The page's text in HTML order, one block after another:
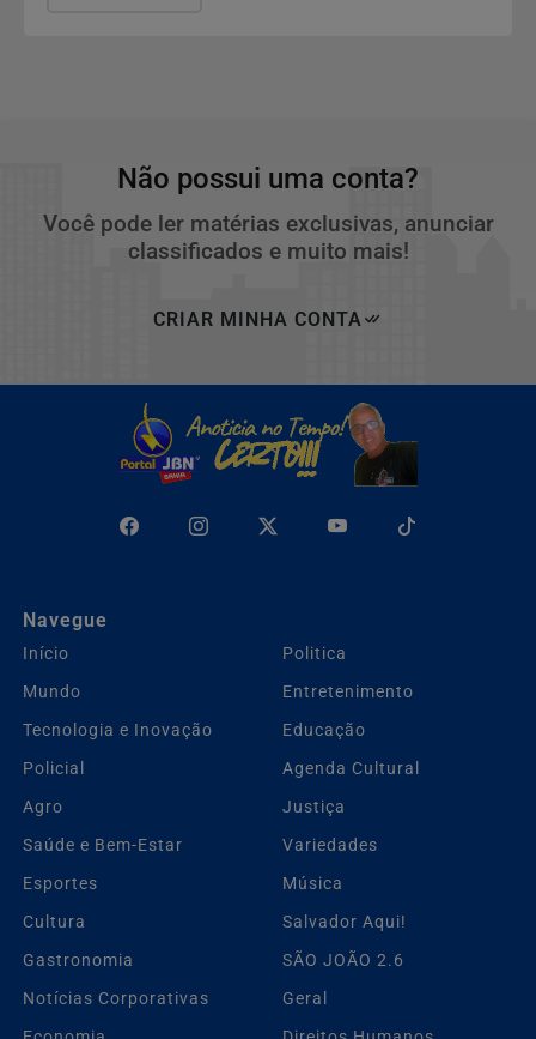
Não possui uma conta?
Você pode ler matérias exclusivas, anunciar
classificados e muito mais!
CRIAR MINHA CONTA
Navegue
Início
Politica
Mundo
Entretenimento
Tecnologia e Inovação
Educação
Policial
Agenda Cultural
Agro
Justiça
Saúde e Bem-Estar
Variedades
Esportes
Música
Cultura
Salvador Aqui!
Gastronomia
SÃO JOÃO 2.6
Notícias Corporativas
Geral